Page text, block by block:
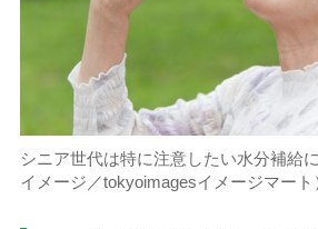
シニア世代は特に注意したい水分補給
イメージ／tokyoimagesイメージマート